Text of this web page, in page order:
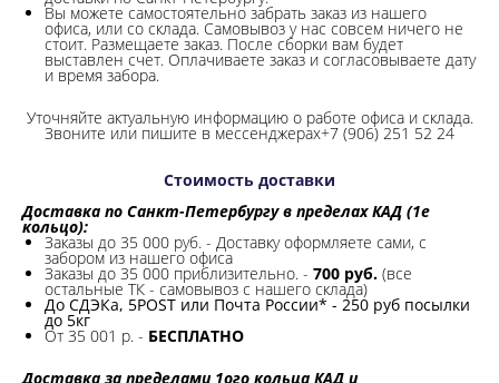
Вы можете самостоятельно забрать заказ из нашего
офиса, или со склада. Самовывоз у нас совсем ничего не
стоит. Размещаете заказ. После сборки вам будет
выставлен счет. Оплачиваете заказ и согласовываете дату
и время забора.
Уточняйте актуальную информацию о работе офиса и склада.
Звоните или пишите в мессенджерах+7 (906) 251 52 24
Стоимость доставки
Доставка по Санкт-Петербургу в пределах КАД (1е
кольцо):
Заказы до 35 000 руб. - Доставку оформляете сами, с
забором из нашего офиса
Заказы до 35 000 приблизительно. - 700 руб. (все
остальные ТК - самовывоз с нашего склада)
До СДЭКа, 5POST или Почта России* - 250 руб посылки
до 5кг
От 35 001 р. - БЕСПЛАТНО
Доставка за пределами 1ого кольца КАД и